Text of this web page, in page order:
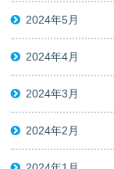
2024年5月
2024年4月
2024年3月
2024年2月